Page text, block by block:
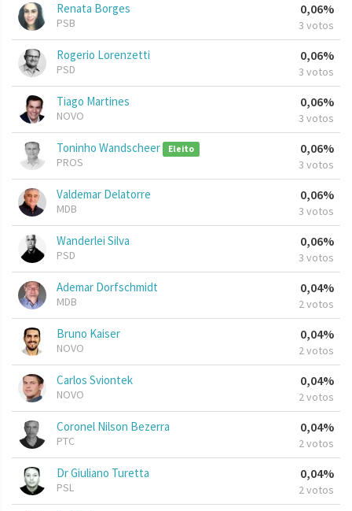
Renata Borges
PSB
0,06%
3 votos
Rogerio Lorenzetti
PSD
0,06%
3 votos
Tiago Martines
NOVO
0,06%
3 votos
Toninho Wandscheer Eleito
PROS
0,06%
3 votos
Valdemar Delatorre
MDB
0,06%
3 votos
Wanderlei Silva
PSD
0,06%
3 votos
Ademar Dorfschmidt
MDB
0,04%
2 votos
Bruno Kaiser
NOVO
0,04%
2 votos
Carlos Sviontek
NOVO
0,04%
2 votos
Coronel Nilson Bezerra
PTC
0,04%
2 votos
Dr Giuliano Turetta
PSL
0,04%
2 votos